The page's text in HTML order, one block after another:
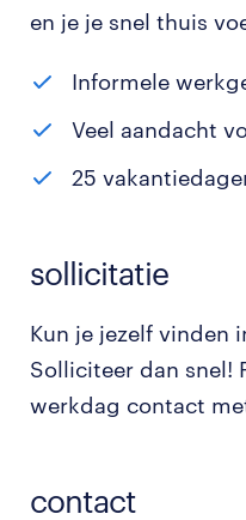
en je je snel thuis
Informele
Veel aandacht
25
sollicitatie
Kun je jezelf vinden
Solliciteer dan snel!
werkdag contact
contact